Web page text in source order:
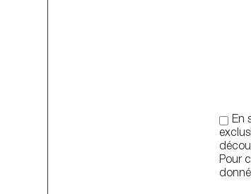
En
Pour